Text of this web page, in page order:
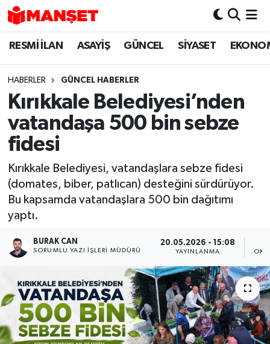
RESMİ İLAN ASAYİŞ GÜNCEL SİYASET
HABERLER GÜNCEL HABERLER
Kırıkkale Belediyesi’nden
vatandaşa 500 bin sebze
fidesi
Kırıkkale Belediyesi, vatandaşlara sebze fidesi
(domates, biber, patlıcan) desteğini sürdürüyor.
Bu kapsamda vatandaşlara 500 bin dağıtımı
yaptı.
BURAK CAN
SORUMLU YAZI İŞLERI MÜDÜRÜ
20.05.2026 - 15:08
YAYINLANMA
Hava Durumu
Trafik Durumu
Süper Lig Puan Durumu ve Fikstür
Tüm Manşetler
Son Dakika Haberleri
Haber Arşivi